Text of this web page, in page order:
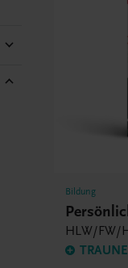
Bildung
HLW/FW/